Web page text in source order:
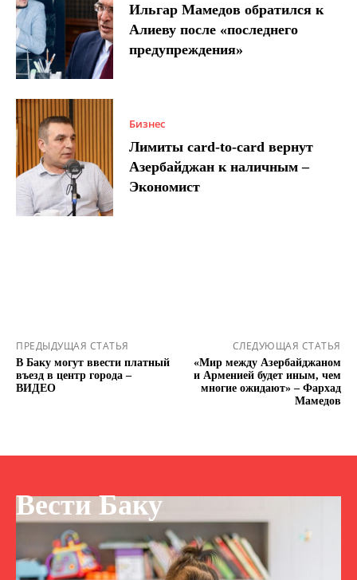
Ильгар Мамедов обратился к
Алиеву после «последнего
предупреждения»
Бизнес
Лимиты card-to-card вернут
Азербайджан к наличным –
Экономист
ПРЕДЫДУЩАЯ СТАТЬЯ
В Баку могут ввести платный
въезд в центр города –
ВИДЕО
СЛЕДУЮЩАЯ СТАТЬЯ
«Мир между Азербайджаном
и Арменией будет иным, чем
многие ожидают» – Фархад
Мамедов
Вести Баку